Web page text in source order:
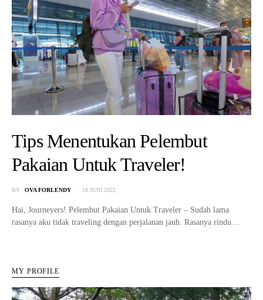
Tips Menentukan Pelembut
Pakaian Untuk Traveler!
BY OVA FORLENDY 18 JUNI 2022
Hai, Journeyers! Pelembut Pakaian Untuk Traveler – Sudah lama
rasanya aku tidak traveling dengan perjalanan jauh. Rasanya rindu…
MY PROFILE